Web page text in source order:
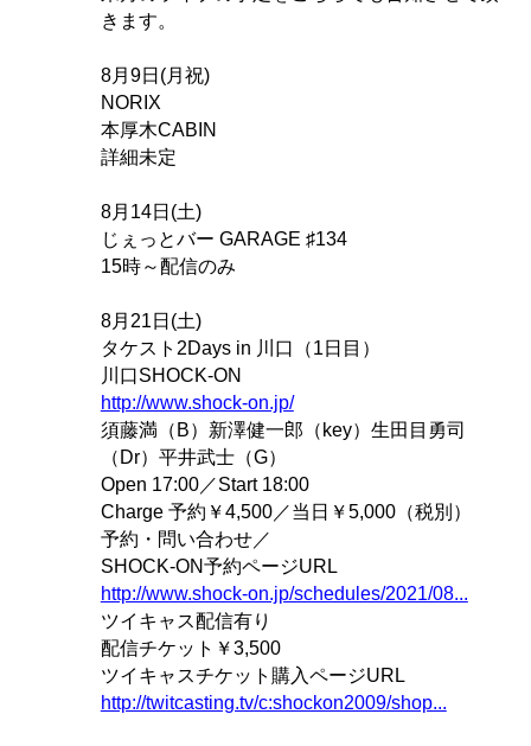
きます。
8月9日(月祝)
NORIX
本厚木CABIN
詳細未定
8月14日(土)
じぇっとバー GARAGE ♯134
15時～配信のみ
8月21日(土)
タケスト2Days in 川口（1日目）
川口SHOCK-ON
http://www.shock-on.jp/
須藤満（B）新澤健一郎（key）生田目勇司
（Dr）平井武士（G）
Open 17:00／Start 18:00
Charge 予約￥4,500／当日￥5,000（税別）
予約・問い合わせ／
SHOCK-ON予約ページURL
http://www.shock-on.jp/schedules/2021/08...
ツイキャス配信有り
配信チケット￥3,500
ツイキャスチケット購入ページURL
http://twitcasting.tv/c:shockon2009/shop...